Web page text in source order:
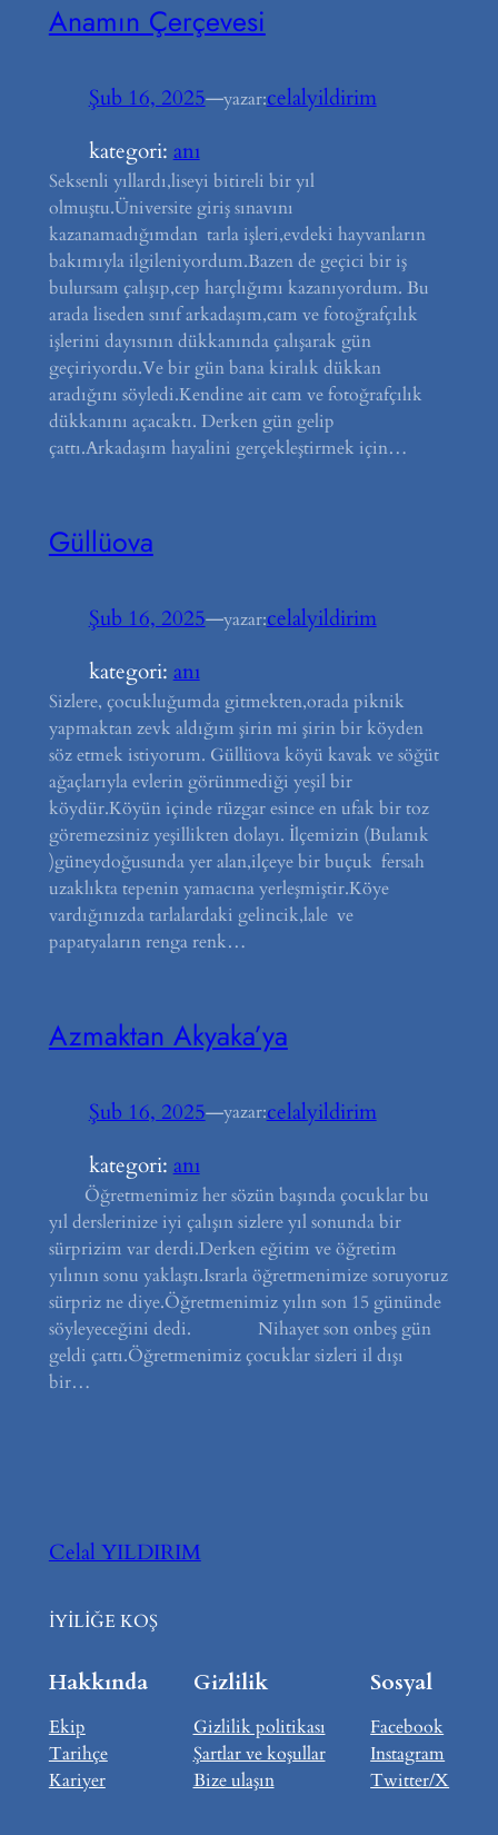
Anamın Çerçevesi
Şub 16, 2025—yazar:celalyildirim
kategori:anı
Seksenli yıllardı,liseyi bitireli bir yıl
olmuştu.Üniversite giriş sınavını
kazanamadığımdan tarla işleri,evdeki hayvanların
bakımıyla ilgileniyordum.Bazen de geçici bir iş
bulursam çalışıp,cep harçlığımı kazanıyordum. Bu
arada liseden sınıf arkadaşım,cam ve fotoğrafçılık
işlerini dayısının dükkanında çalışarak gün
geçiriyordu.Ve bir gün bana kiralık dükkan
aradığını söyledi.Kendine ait cam ve fotoğrafçılık
dükkanını açacaktı. Derken gün gelip
çattı.Arkadaşım hayalini gerçekleştirmek için…
Güllüova
Şub 16, 2025—yazar:celalyildirim
kategori:anı
Sizlere, çocukluğumda gitmekten,orada piknik
yapmaktan zevk aldığım şirin mi şirin bir köyden
söz etmek istiyorum. Güllüova köyü kavak ve söğüt
ağaçlarıyla evlerin görünmediği yeşil bir
köydür.Köyün içinde rüzgar esince en ufak bir toz
göremezsiniz yeşillikten dolayı. İlçemizin (Bulanık
)güneydoğusunda yer alan,ilçeye bir buçuk fersah
uzaklıkta tepenin yamacına yerleşmiştir.Köye
vardığınızda tarlalardaki gelincik,lale ve
papatyaların renga renk…
Azmaktan Akyaka’ya
Şub 16, 2025—yazar:celalyildirim
kategori: anı
Öğretmenimiz her sözün başında çocuklar bu
yıl derslerinize iyi çalışın sizlere yıl sonunda bir
sürprizim var derdi.Derken eğitim ve öğretim
yılının sonu yaklaştı.Israrla öğretmenimize soruyoruz
sürpriz ne diye.Öğretmenimiz yılın son 15 gününde
söyleyeceğini dedi. Nihayet son onbeş gün
geldi çattı.Öğretmenimiz çocuklar sizleri il dışı
bir…
Celal YILDIRIM
İYİLİĞE KOŞ
Hakkında
Ekip
Tarihçe
Kariyer
Gizlilik
Gizlilik politikası
Şartlar ve koşullar
Bize ulaşın
Sosyal
Facebook
Instagram
Twitter/X